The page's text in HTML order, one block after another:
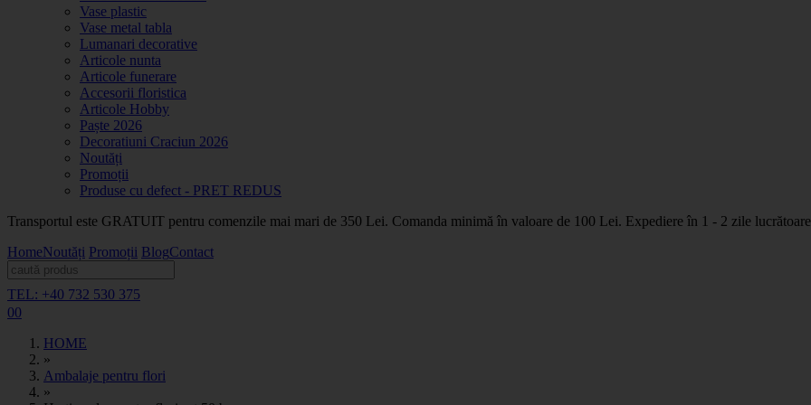
Vase plastic
Vase metal tabla
Lumanari decorative
Articole nunta
Articole funerare
Accesorii floristica
Articole Hobby
Paște 2026
Decoratiuni Craciun 2026
Noutăți
Promoții
Produse cu defect - PRET REDUS
Transportul este GRATUIT pentru comenzile mai mari de 350 Lei. Comanda minimă în valoare de 100 Lei. Expediere în 1 - 2 zile
HomeNoutăți Promoții BlogContact
TEL: +40 732 530 375
00
HOME
»
Ambalaje pentru flori
»